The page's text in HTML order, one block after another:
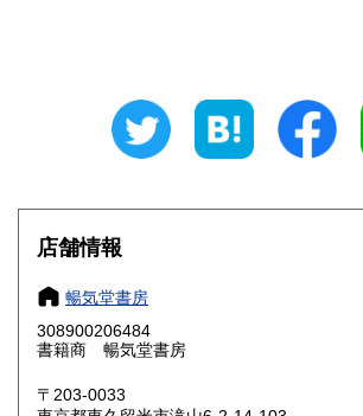
180円 三重県
大阪府
奈良県
鳥取県
岡山県
店舗情報
暢気堂書房
308900206484
書籍商 暢気堂書房
〒203-0033